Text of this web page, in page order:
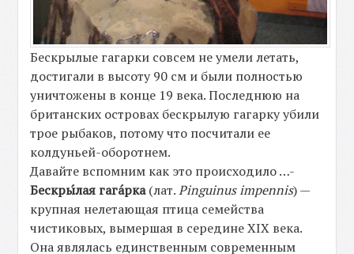
Бескрылые гагарки совсем не умели летать,
достигали в высоту 90 см и были полностью
уничтожены в конце 19 века. Последнюю на
британских островах бескрылую гагарку убили
трое рыбаков, потому что посчитали ее
колдуньей-оборотнем.
Давайте вспомним как это происходило …-
Бескры́лая гага́рка(лат.Pinguinus impennis) —
крупная нелетающая птица семейства
чистиковых, вымершая в середине XIX века.
Она являлась единственным современным